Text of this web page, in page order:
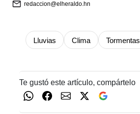
redaccion@elheraldo.hn
Lluvias Clima Tormentas
Te gustó este artículo, compártelo